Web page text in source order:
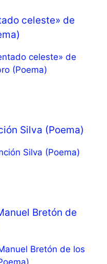
celeste» de
Silva (Poema)
Bretón de